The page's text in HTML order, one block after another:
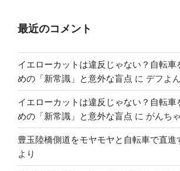
最近のコメント
イエローカットは違反じゃない？自転車
めの「新常識」と意外な盲点 に デフよん
イエローカットは違反じゃない？自転車
めの「新常識」と意外な盲点 に がんち
豊玉陸橋側道をモヤモヤと自転車で直進
より